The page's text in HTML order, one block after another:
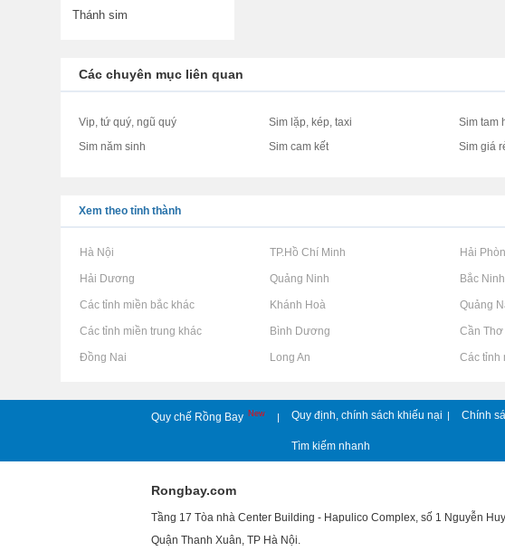
Thánh sim
Các chuyên mục liên quan
Vip, tứ quý, ngũ quý Sim lặp, kép, taxi Sim tam
Sim năm sinh
Sim cam kết Sim giá
Xem theo tỉnh thành
Rao vặt tại Hà Nội Rao vặt tại TP.Hồ Chí Minh Rao vặt tại Hải
Rao vặt tại Hải Dương Rao vặt tại Quảng Ninh Rao vặt tại Bắc Ninh
Rao vặt tại Các tỉnh miền bắc khác Rao vặt tại Khánh Hoà Rao vặt tại Quảng
Rao vặt tại Các tỉnh miền trung khác Rao vặt tại Bình Dương Rao vặt tại Cần Thơ
Rao vặt tại Đồng Nai Rao vặt tại Long An Rao vặt tại Các
Quy chế Rồng Bay New | Quy định, chính sách khiếu nại | Chính
Tìm kiếm nhanh
Rongbay.com
Tầng 17 Tòa nhà Center Building - Hapulico Complex, số 1 Nguyễn
Quận Thanh Xuân, TP Hà Nội.